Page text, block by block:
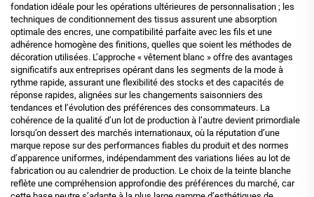
fondation idéale pour les opérations ultérieures de personnalisation ; les
techniques de conditionnement des tissus assurent une absorption
optimale des encres, une compatibilité parfaite avec les fils et une
adhérence homogène des finitions, quelles que soient les méthodes de
décoration utilisées. L’approche « vêtement blanc » offre des avantages
significatifs aux entreprises opérant dans les segments de la mode à
rythme rapide, assurant une flexibilité des stocks et des capacités de
réponse rapides, alignées sur les changements saisonniers des
tendances et l’évolution des préférences des consommateurs. La
cohérence de la qualité d’un lot de production à l’autre devient primordiale
lorsqu’on dessert des marchés internationaux, où la réputation d’une
marque repose sur des performances fiables du produit et des normes
d’apparence uniformes, indépendamment des variations liées au lot de
fabrication ou au calendrier de production. Le choix de la teinte blanche
reflète une compréhension approfondie des préférences du marché, car